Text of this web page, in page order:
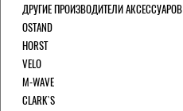
ДРУГИЕ ПРОИЗВОДИТЕЛИ АКСЕССУАРОВ
OSTAND
HORST
VELO
M-WAVE
CLARK`S